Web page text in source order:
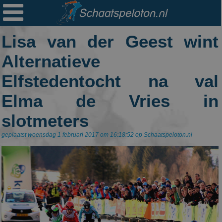

Lisa van der Geest wint
Alternatieve
Elfstedentocht na val
Elma de Vries in
slotmeters
geplaatst woensdag 1 februari 2017 om 16:18:52 op Schaatspeloton.nl